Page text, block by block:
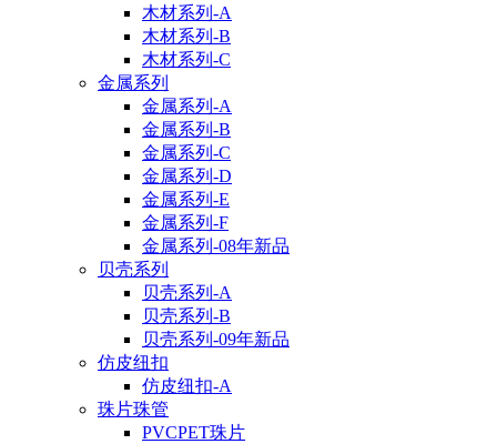
木材系列-A
木材系列-B
木材系列-C
金属系列
金属系列-A
金属系列-B
金属系列-C
金属系列-D
金属系列-E
金属系列-F
金属系列-08年新品
贝壳系列
贝壳系列-A
贝壳系列-B
贝壳系列-09年新品
仿皮纽扣
仿皮纽扣-A
珠片珠管
PVCPET珠片